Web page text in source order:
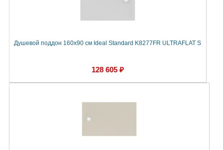
Душевой поддон 160х90 см Ideal Standard K8277FR ULTRAFLAT S
128 605 ₽